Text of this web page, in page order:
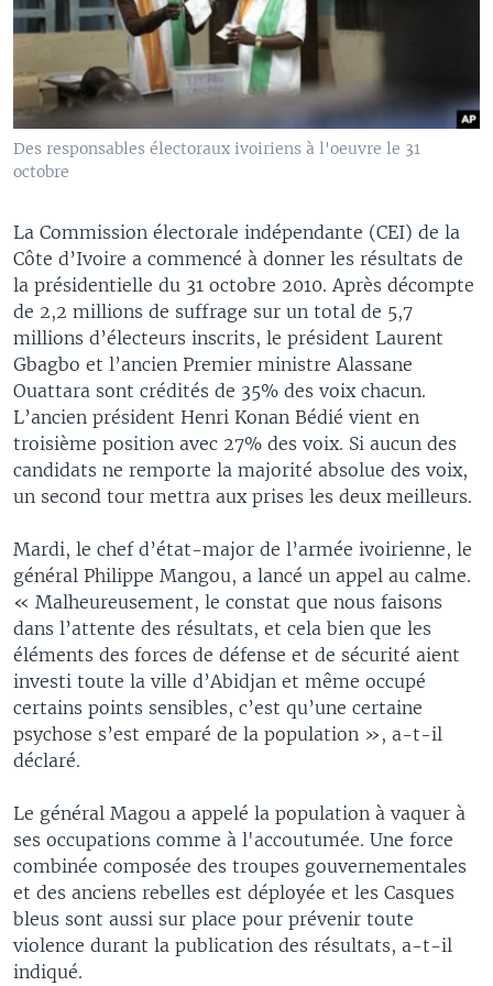
Des responsables électoraux ivoiriens à l'oeuvre le 31
octobre
La Commission électorale indépendante (CEI) de la
Côte d’Ivoire a commencé à donner les résultats de
la présidentielle du 31 octobre 2010. Après décompte
de 2,2 millions de suffrage sur un total de 5,7
millions d’électeurs inscrits, le président Laurent
Gbagbo et l’ancien Premier ministre Alassane
Ouattara sont crédités de 35% des voix chacun.
L’ancien président Henri Konan Bédié vient en
troisième position avec 27% des voix. Si aucun des
candidats ne remporte la majorité absolue des voix,
un second tour mettra aux prises les deux meilleurs.
Mardi, le chef d’état-major de l’armée ivoirienne, le
général Philippe Mangou, a lancé un appel au calme.
« Malheureusement, le constat que nous faisons
dans l’attente des résultats, et cela bien que les
éléments des forces de défense et de sécurité aient
investi toute la ville d’Abidjan et même occupé
certains points sensibles, c’est qu’une certaine
psychose s’est emparé de la population », a-t-il
déclaré.
Le général Magou a appelé la population à vaquer à
ses occupations comme à l'accoutumée. Une force
combinée composée des troupes gouvernementales
et des anciens rebelles est déployée et les Casques
bleus sont aussi sur place pour prévenir toute
violence durant la publication des résultats, a-t-il
indiqué.